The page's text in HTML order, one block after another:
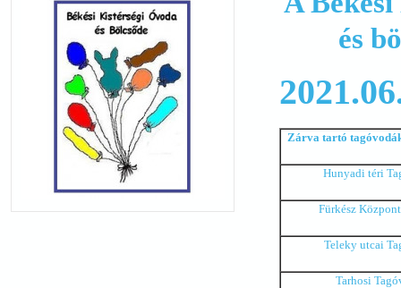
és
Zárva tartó
Hunyadi téri
Fürkész
Teleky utcai
Tarhosi